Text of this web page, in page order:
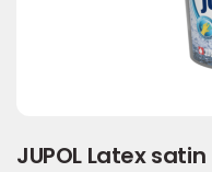
JUPOL Latex satin